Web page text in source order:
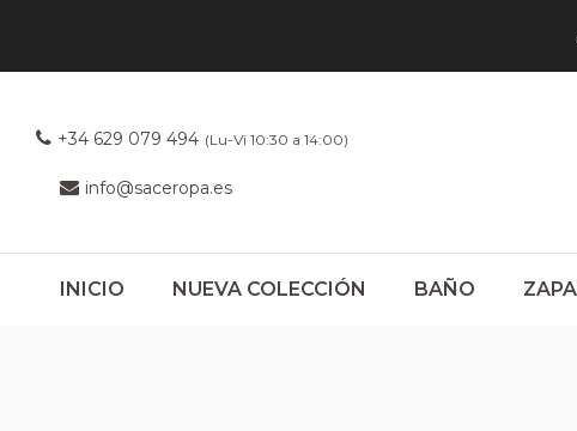
+34 629 079 494 (Lu-Vi 10:30 a 14:00)
info@saceropa.es
INICIO NUEVA COLECCIÓN BAÑO